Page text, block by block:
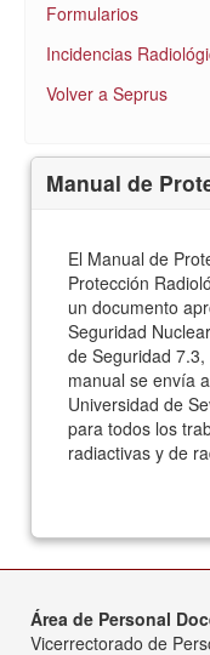
Formularios
Incidencias
Volver a Seprus
Manual de
El Manual de
Protección
un documento
Seguridad
de Seguridad
manual se envía
Universidad de
para todos los
radiactivas y de
Área de Personal
Vicerrectorado de